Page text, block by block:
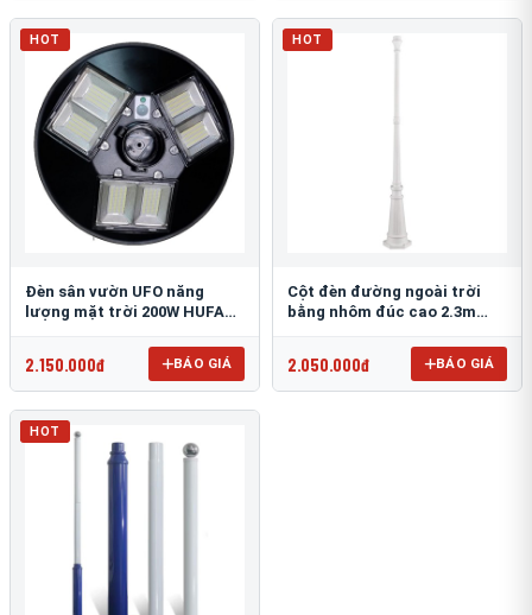
HOT
Đèn sân vườn UFO năng
lượng mặt trời 200W HUFA
2.150.000đ BÁO GIÁ
HOT
Cột đèn đường ngoài trời
bằng nhôm đúc cao 2.3m
2.050.000đ BÁO GIÁ
HOT